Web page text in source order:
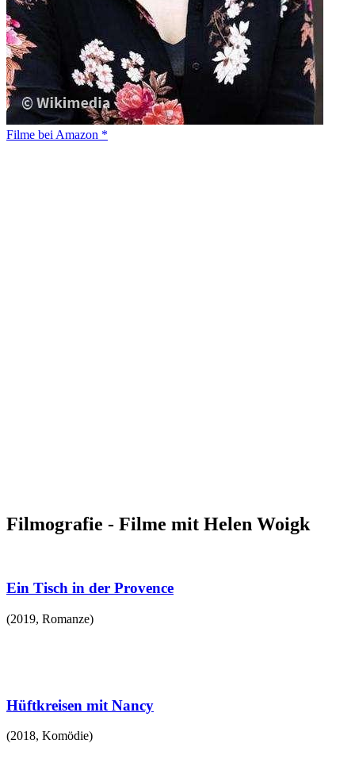
Filme bei Amazon *
Filmografie - Filme mit Helen Woigk
Ein Tisch in der Provence
(2019, Romanze)
Hüftkreisen mit Nancy
(2018, Komödie)